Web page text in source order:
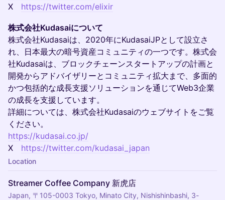
X https://twitter.com/elixir
株式会社Kudasaiについて
株式会社Kudasaiは、2020年にKudasaiJPとして設立さ
れ、日本最大の暗号資産コミュニティの一つです。株式会
社Kudasaiは、ブロックチェーンスタートアップの計画と
開発からアドバイザリーとコミュニティ拡大まで、多面的
かつ包括的な成長支援ソリューションを通じてWeb3企業
の成長を支援しています。
詳細については、株式会社Kudasaiのウェブサイトをご覧
ください。
https://kudasai.co.jp/
X https://twitter.com/kudasai_japan
Location
Streamer Coffee Company 新虎店
Japan, 〒105-0003 Tokyo, Minato City, Nishishinbashi, 3-